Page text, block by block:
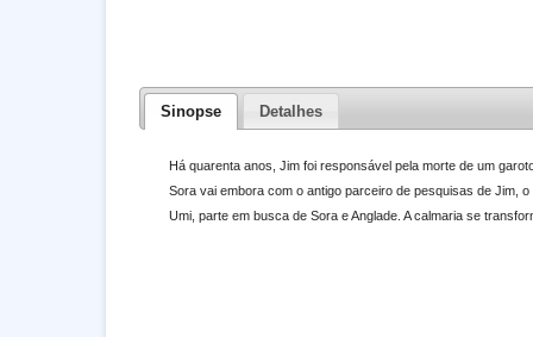
Sinopse Detalhes
Há quarenta anos, Jim foi responsável pela morte de um
Sora vai embora com o antigo parceiro de pesquisas de Jim,
Umi, parte em busca de Sora e Anglade. A calmaria se